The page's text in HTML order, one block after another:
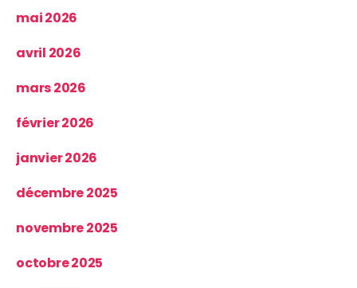
mai 2026
avril 2026
mars 2026
février 2026
janvier 2026
décembre 2025
novembre 2025
octobre 2025